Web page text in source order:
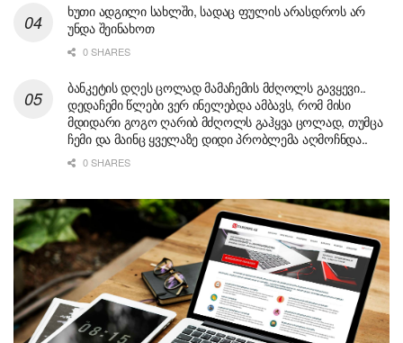
ხუთი ადგილი სახლში, სადაც ფულის არასდროს არ
უნდა შეინახოთ
0 SHARES
ბანკეტის დღეს ცოლად მამაჩემის მძღოლს გავყევი..
დედაჩემი წლები ვერ ინელებდა ამბავს, რომ მისი
მდიდარი გოგო ღარიბ მძღოლს გაჰყვა ცოლად, თუმცა
ჩემი და მაინც ყველაზე დიდი პრობლემა აღმოჩნდა..
0 SHARES